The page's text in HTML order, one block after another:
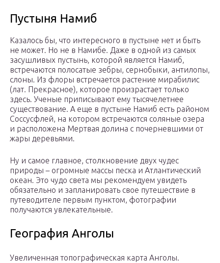
Пустыня Намиб
Казалось бы, что интересного в пустыне нет и быть
не может. Но не в Намибе. Даже в одной из самых
засушливых пустынь, которой является Намиб,
встречаются полосатые зебры, сернобыки, антилопы,
слоны. Из флоры встречается растение мирабилис
(лат. Прекрасное), которое произрастает только
здесь. Ученые приписывают ему тысячелетнее
существование. А еще в пустыне Намиб есть районом
Соссусфлей, на котором встречаются соляные озера
и расположена Мертвая долина с почерневшими от
жары деревьями.
Ну и самое главное, столкновение двух чудес
природы – огромные массы песка и Атлантический
океан. Это чудо света мы рекомендуем увидеть
обязательно и запланировать свое путешествие в
путеводителе первым пунктом, фотографии
получаются увлекательные.
География Анголы
Увеличенная топографическая карта Анголы.